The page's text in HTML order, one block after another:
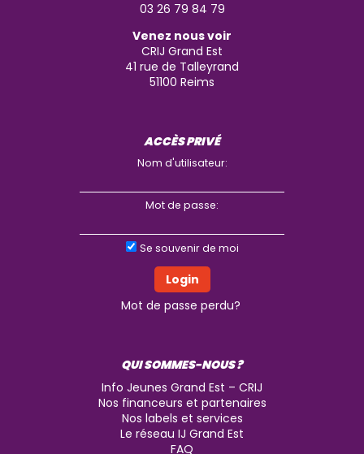
03 26 79 84 79
Venez nous voir
CRIJ Grand Est
41 rue de Talleyrand
51100 Reims
ACCÈS PRIVÉ
Nom d'utilisateur:
Mot de passe:
Se souvenir de moi
Mot de passe perdu?
QUI SOMMES-NOUS ?
Info Jeunes Grand Est – CRIJ
Nos financeurs et partenaires
Nos labels et services
Le réseau IJ Grand Est
FAQ